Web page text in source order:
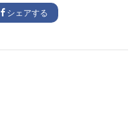
シェアする